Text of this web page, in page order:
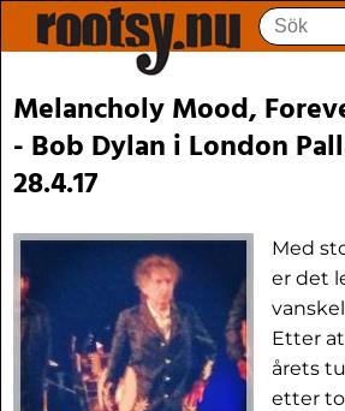
Melancholy Mood,
- Bob Dylan i London
28.4.17
Med
er det
Etter
årets
etter